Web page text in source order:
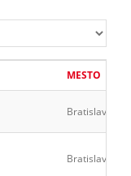
MESTO
Bratislava
Bratislava